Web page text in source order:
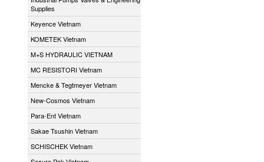
Supplies
Keyence Vietnam
KOMETEK Vietnam
M+S HYDRAULIC VIETNAM
MC RESISTORI Vietnam
Mencke & Tegtmeyer Vietnam
New-Cosmos Vietnam
Para-Ent Vietnam
Sakae Tsushin Vietnam
SCHISCHEK Vietnam